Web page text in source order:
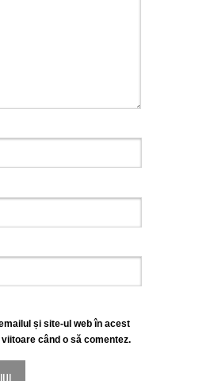
și site-ul web în acest
când o să comentez.